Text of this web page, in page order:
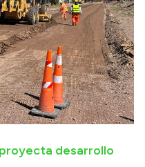
desarrollo